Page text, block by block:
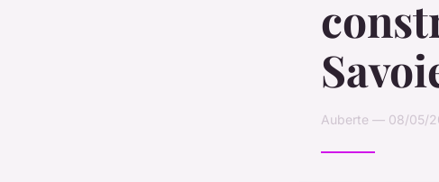
Auberte — 08/05/